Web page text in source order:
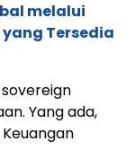
melalui
yang Tersedia
Yang ada,